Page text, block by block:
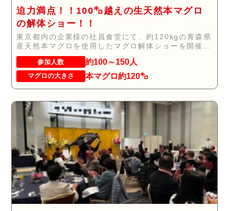
迫力満点！！100㌔越えの生天然本マグロ
の解体ショー！！
東京都内の企業様の社員食堂にて、約120kgの青森県
産天然本マグロを使用したマグロ解体ショーを開催
い...
参加人数 約100～150人
マグロの大きさ 本マグロ約120㌔